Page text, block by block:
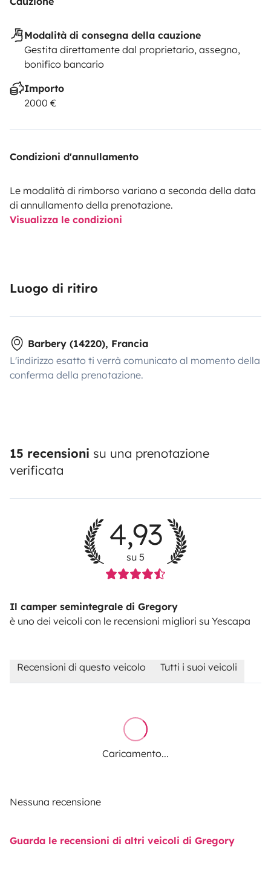
Modalità di consegna della cauzione
Gestita direttamente dal proprietario, assegno,
bonifico bancario
Importo
2000 €
Condizioni d'annullamento
Le modalità di rimborso variano a seconda della data
di annullamento della prenotazione.
Visualizza le condizioni
Luogo di ritiro
Barbery (14220), Francia
L'indirizzo esatto ti verrà comunicato al momento della
conferma della prenotazione.
15 recensioni su una prenotazione
verificata
4,93
su 5
Il camper semintegrale di Gregory
è uno dei veicoli con le recensioni migliori su Yescapa
Recensioni di questo veicolo Tutti i suoi veicoli
Caricamento...
Nessuna recensione
Guarda le recensioni di altri veicoli di Gregory